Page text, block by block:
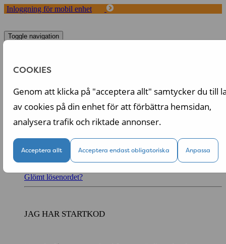
Inloggning för mobil enhet
Toggle navigation
Fördelar med Tappa
Logga in
Logga in till din personliga sida
Logga in
Glömt lösenordet?
JAG HAR STARTKOD
COOKIES
Genom att klicka på "acceptera allt" samtycker du till
av cookies på din enhet för att förbättra hemsidan,
analysera trafik och riktade annonser.
Acceptera allt Acceptera endast obligatoriska Anpassa